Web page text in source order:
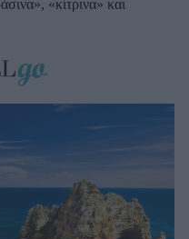
«κίτρινα» και